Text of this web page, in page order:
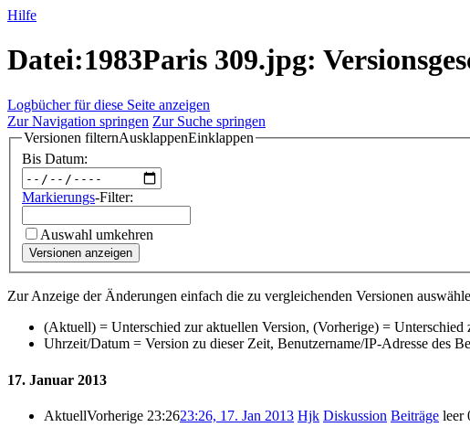
Hilfe
Datei:1983Paris 309.jpg:
Logbücher für diese Seite anzeigen
Zur Navigation springen Zur Suche springen
Versionen filternAusklappenEinklappen
Bis Datum:
Markierungs-Filter:
Auswahl umkehren
Versionen anzeigen
Zur Anzeige der Änderungen einfach die zu vergleichenden Versionen
(Aktuell) = Unterschied zur aktuellen Version, (Vorherige) = Unterschied
Uhrzeit/Datum = Version zu dieser Zeit, Benutzername/IP-Adresse des
17. Januar 2013
AktuellVorherige 23:2623:26, 17. Jan 2013 Hjk Diskussion Beiträge leer